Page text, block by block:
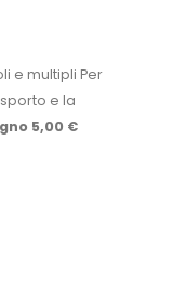
e multipli Per
e la
5,00 €